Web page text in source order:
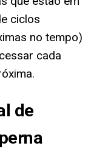
ciclos
no tempo)
cada
de